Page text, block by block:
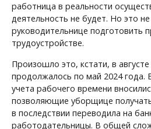
работница в реальности
деятельность не будет. Но это
руководительнице подготовить
трудоустройстве.
Произошло это, кстати, в
продолжалось по май 2024 года.
учета рабочего времени
позволяющие уборщице
в последствии переводила на
работодательницы. В общей